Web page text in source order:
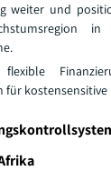
weiter und
in
für